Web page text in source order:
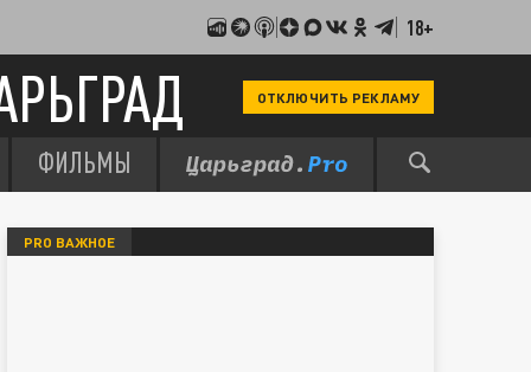
18+
ОТКЛЮЧИТЬ РЕКЛАМУ
ФИЛЬМЫ
PRO ВАЖНОЕ